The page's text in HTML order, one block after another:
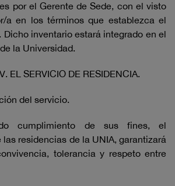
por el Gerente de Sede, con el visto
a en los términos que establezca el
inventario estará integrado en el
la Universidad.
EL SERVICIO DE RESIDENCIA.
del servicio.
cumplimiento de sus fines, el
residencias de la UNIA, garantizará
tolerancia y respeto entre